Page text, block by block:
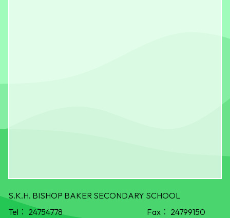
S.K.H. BISHOP BAKER SECONDARY SCHOOL
Tel： 24754778 Fax： 24799150